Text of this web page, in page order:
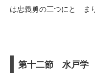
は忠義勇の三つにとゞま
第十二節 水戸学